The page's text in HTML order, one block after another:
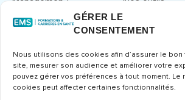
GÉRER LE
CONSENTEMENT
Nous utilisons des cookies afin d’assurer le bon
site, mesurer son audience et améliorer votre
pouvez gérer vos préférences à tout moment. Le
cookies peut affecter certaines fonctionnalités.
Droit et
Congrès et
séminaires
Formations
métier
pédagogiques
Nous
rejoindre